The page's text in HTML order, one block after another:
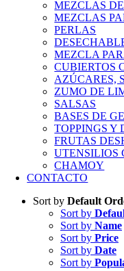
MEZCLAS
MEZCLAS
PERLAS
MEZCLA
CUBIERTOS
AZÚCARES,
ZUMO DE
SALSAS
BASES DE
TOPPINGS Y
FRUTAS
UTENSILIOS
CHAMOY
CONTACTO
Sort by Default
Sort by
Sort by Name
Sort by Price
Sort by Date
Sort by